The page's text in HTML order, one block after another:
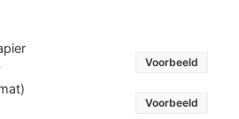
Voorbeeld
Voorbeeld